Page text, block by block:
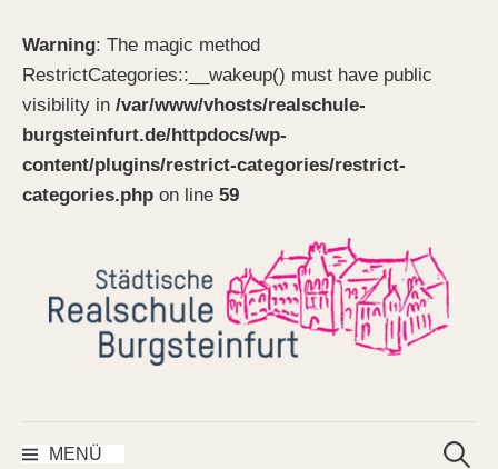
Warning: The magic method
RestrictCategories::__wakeup() must have public
visibility in /var/www/vhosts/realschule-
burgsteinfurt.de/httpdocs/wp-
content/plugins/restrict-categories/restrict-
categories.php on line 59
MENÜ
nach: